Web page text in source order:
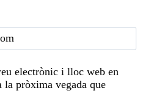
electrònic i lloc web en
la pròxima vegada que